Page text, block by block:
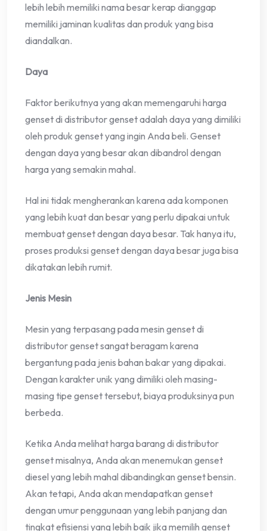
lebih lebih memiliki nama besar kerap dianggap
memiliki jaminan kualitas dan produk yang bisa
diandalkan.
Daya
Faktor berikutnya yang akan memengaruhi harga
genset di distributor genset adalah daya yang dimiliki
oleh produk genset yang ingin Anda beli. Genset
dengan daya yang besar akan dibandrol dengan
harga yang semakin mahal.
Hal ini tidak mengherankan karena ada komponen
yang lebih kuat dan besar yang perlu dipakai untuk
membuat genset dengan daya besar. Tak hanya itu,
proses produksi genset dengan daya besar juga bisa
dikatakan lebih rumit.
Jenis Mesin
Mesin yang terpasang pada mesin genset di
distributor genset sangat beragam karena
bergantung pada jenis bahan bakar yang dipakai.
Dengan karakter unik yang dimiliki oleh masing-
masing tipe genset tersebut, biaya produksinya pun
berbeda.
Ketika Anda melihat harga barang di distributor
genset misalnya, Anda akan menemukan genset
diesel yang lebih mahal dibandingkan genset bensin.
Akan tetapi, Anda akan mendapatkan genset
dengan umur penggunaan yang lebih panjang dan
tingkat efisiensi yang lebih baik jika memilih genset